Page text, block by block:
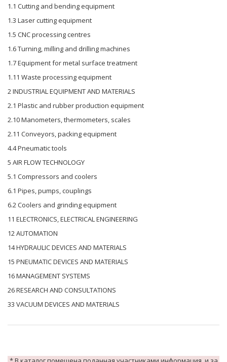
1.1 Cutting and bending equipment
1.3 Laser cutting equipment
1.5 CNC processing centres
1.6 Turning, milling and drilling machines
1.7 Equipment for metal surface treatment
1.11 Waste processing equipment
2 INDUSTRIAL EQUIPMENT AND MATERIALS
2.1 Plastic and rubber production equipment
2.10 Manometers, thermometers, scales
2.11 Conveyors, packing equipment
4.4 Pneumatic tools
5 AIR FLOW TECHNOLOGY
5.1 Compressors and coolers
6.1 Pipes, pumps, couplings
6.2 Coolers and grinding equipment
11 ELECTRONICS, ELECTRICAL ENGINEERING
12 AUTOMATION
14 HYDRAULIC DEVICES AND MATERIALS
15 PNEUMATIC DEVICES AND MATERIALS
16 MANAGEMENT SYSTEMS
26 RESEARCH AND CONSULTATIONS
33 VACUUM DEVICES AND MATERIALS